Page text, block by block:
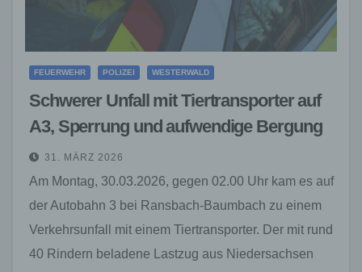
FEUERWEHR POLIZEI WESTERWALD
Schwerer Unfall mit Tiertransporter auf
A3, Sperrung und aufwendige Bergung
31. MÄRZ 2026
Am Montag, 30.03.2026, gegen 02.00 Uhr kam es auf
der Autobahn 3 bei Ransbach-Baumbach zu einem
Verkehrsunfall mit einem Tiertransporter. Der mit rund
40 Rindern beladene Lastzug aus Niedersachsen